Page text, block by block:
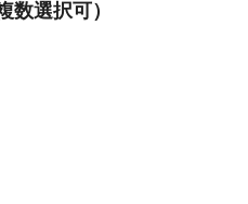
数選択可）